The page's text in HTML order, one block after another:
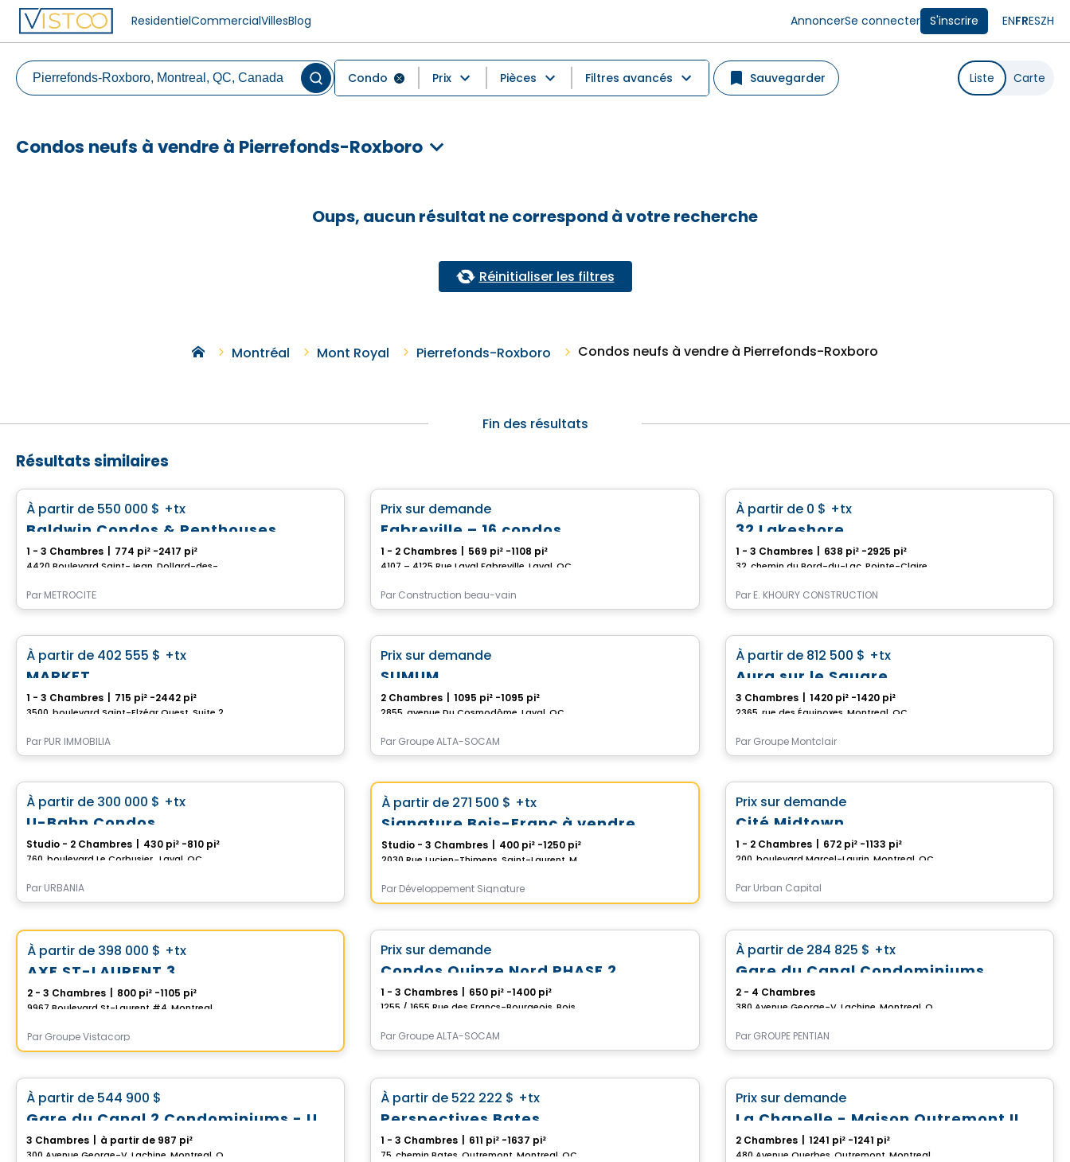
ResidentielCommercialVillesBlog AnnoncerSe connecter S'inscrire ENFRESZH
Condo Prix Pièces Filtres avancés Sauvegarder Liste Carte
Condos neufs à vendre à Pierrefonds-Roxboro
Oups, aucun résultat ne correspond à votre recherche
Réinitialiser les filtres
Montréal Mont Royal Pierrefonds-Roxboro Condos neufs à vendre à Pierrefonds-Roxboro
Fin des résultats
Résultats similaires
À partir de 550 000 $ +tx
Baldwin Condos & Penthouses
1 - 3 Chambres 774 pi² -2417 pi²
Par MÉTROCITÉ
Prix sur demande
Fabreville – 16 condos
1 - 2 Chambres 569 pi² -1108 pi²
4107 – 4125 Rue Laval Fabreville, Laval, QC
Par Construction beau-vain
À partir de 0 $ +tx
32 Lakeshore
1 - 3 Chambres 638 pi² -2925 pi²
Par E. KHOURY CONSTRUCTION
*Promotion en cours
Condo
À partir de 402 555 $ +tx
MARKET
1 - 3 Chambres 715 pi² -2442 pi²
Par PUR IMMOBILIA
Condo
Prix sur demande
SUMUM
2 Chambres 1095 pi² -1095 pi²
2855, avenue Du Cosmodôme, Laval, QC
Par Groupe ALTA-SOCAM
Condo
À partir de 812 500 $ +tx
Aura sur le Square
3 Chambres 1420 pi² -1420 pi²
2365, rue des Équinoxes, Montreal, QC
Par Groupe Montclair
*PROMOTION*
Condo
À partir de 300 000 $ +tx
U-Bahn Condos
Studio - 2 Chambres 430 pi² -810 pi²
760, boulevard Le Corbusier , Laval, QC
Par URBANIA
À partir de 271 500 $ +tx
Signature Bois-Franc à vendre
Studio - 3 Chambres 400 pi² -1250 pi²
Par Développement Signature
Condo
Prix sur demande
Cité Midtown
1 - 2 Chambres 672 pi² -1133 pi²
200, boulevard Marcel-Laurin, Montreal, QC
Par Urban Capital
À partir de 398 000 $ +tx
AXE ST-LAURENT 3
2 - 3 Chambres 800 pi² -1105 pi²
Par Groupe Vistacorp
Condo
Prix sur demande
Condos Quinze Nord PHASE 2
1 - 3 Chambres 650 pi² -1400 pi²
Par Groupe ALTA-SOCAM
À partir de 284 825 $ +tx
Gare du Canal Condominiums
2 - 4 Chambres
Par GROUPE PENTIAN
Condo
À partir de 544 900 $
3 Chambres à partir de 987 pi²
À partir de 522 222 $ +tx
Perspectives Bates
1 - 3 Chambres 611 pi² -1637 pi²
75, chemin Bates, Outremont, Montreal, QC
100% Vendu
Prix sur demande
La Chapelle - Maison Outremont II
2 Chambres 1241 pi² -1241 pi²